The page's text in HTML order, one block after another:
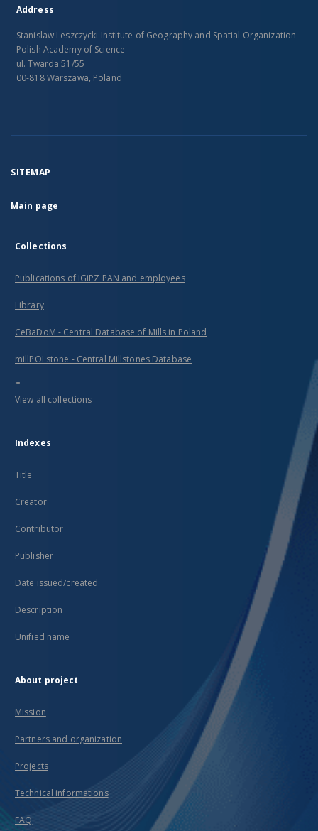
Address
Stanislaw Leszczycki Institute of Geography and Spatial Organization
Polish Academy of Science
ul. Twarda 51/55
00-818 Warszawa, Poland
SITEMAP
Main page
Collections
Publications of IGiPZ PAN and employees
Library
CeBaDoM - Central Database of Mills in Poland
millPOLstone - Central Millstones Database
...
View all collections
Indexes
Title
Creator
Contributor
Publisher
Date issued/created
Description
Unified name
About project
Mission
Partners and organization
Projects
Technical informations
FAQ